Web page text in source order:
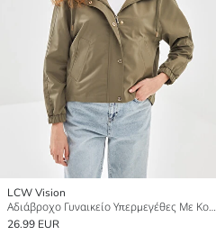
LCW Vision
Αδιάβροχο Γυναικείο Υπερμεγέθες Με Κουκούλα
26.99 EUR